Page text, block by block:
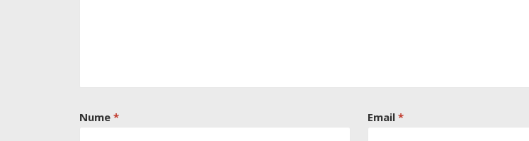
Nume * Email *